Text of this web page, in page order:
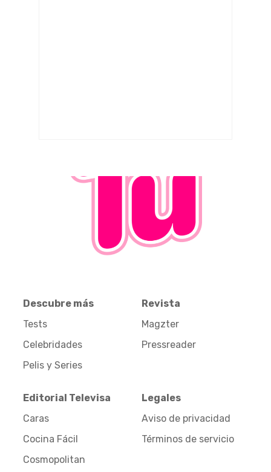
Descubre más
Tests
Celebridades
Pelis y Series
Revista
Magzter
Pressreader
Editorial Televisa
Caras
Cocina Fácil
Cosmopolitan
Legales
Aviso de privacidad
Términos de servicio